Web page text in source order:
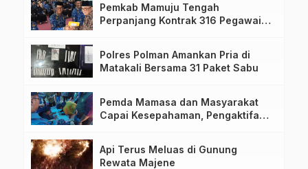
Pemkab Mamuju Tengah
Perpanjang Kontrak 316 Pegawai
Polres Polman Amankan Pria di
Matakali Bersama 31 Paket Sabu
Pemda Mamasa dan Masyarakat
Capai Kesepahaman, Pengaktifan
Api Terus Meluas di Gunung
Rewata Majene